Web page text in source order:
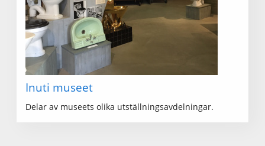
Inuti museet
Delar av museets olika utställningsavdelningar.